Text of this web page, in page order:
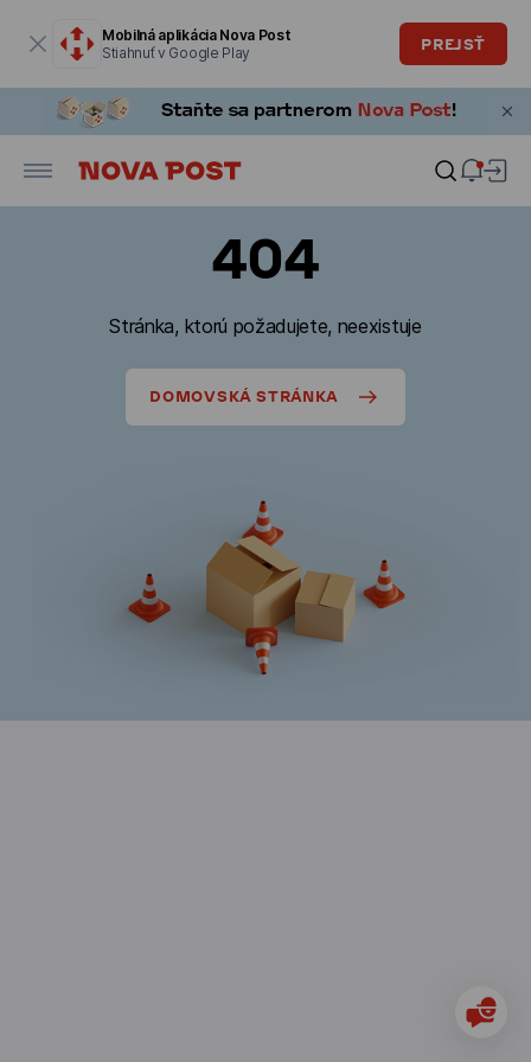
Mobilná aplikácia Nova Post
Stiahnuť v Google Play
PREJSŤ
404
Stránka, ktorú požadujete, neexistuje
DOMOVSKÁ STRÁNKA